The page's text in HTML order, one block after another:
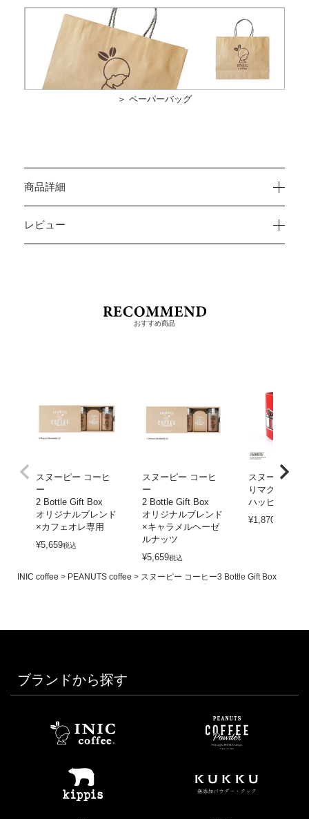
＞ ペーパーバッグ
商品詳細
レビュー
おすすめ商品
スヌーピー コーヒ
ー
2 Bottle Gift Box
オリジナルブレンド
×カフェオレ専用
¥5,659税込
スヌーピー コーヒ
ー
2 Bottle Gift Box
オリジナルブレンド
×キャラメルヘーゼ
ルナッツ
¥5,659税込
スヌーピー 木
りマグ
ハッピーホリ
¥1,870
INIC coffee PEANUTS coffee スヌーピー コーヒー3 Bottle Gift Box
ブランドから探す